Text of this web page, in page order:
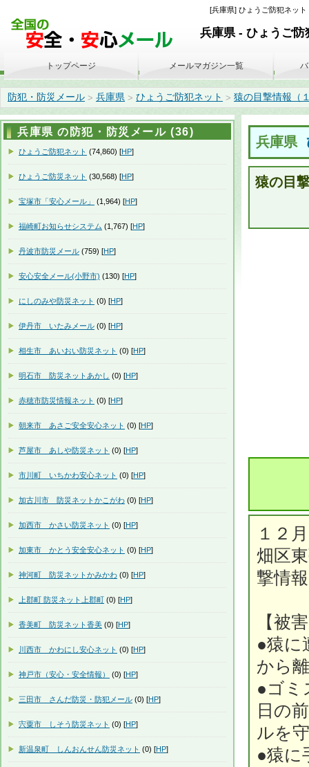
[兵庫県] ひょうご防犯ネッ
兵庫県 - ひょうご防
防犯・防災メール > 兵庫県 > ひょうご防犯ネット > 猿の目撃情報（
兵庫県
猿の目
１２
畑区
撃情
【被
●猿に
から
●ゴミ
日の
ルを
●猿に
トップページ メールマガジン一覧
兵庫県 の防犯・防災メール (36)
ひょうご防犯ネット (74,860) [HP]
ひょうご防災ネット (30,568) [HP]
宝塚市「安心メール」 (1,964) [HP]
福崎町お知らせシステム (1,767) [HP]
丹波市防災メール (759) [HP]
安心安全メール(小野市) (130) [HP]
にしのみや防災ネット (0) [HP]
伊丹市 いたみメール (0) [HP]
相生市 あいおい防災ネット (0) [HP]
明石市 防災ネットあかし (0) [HP]
赤穂市防災情報ネット (0) [HP]
朝来市 あさご安全安心ネット (0) [HP]
芦屋市 あしや防災ネット (0) [HP]
市川町 いちかわ安心ネット (0) [HP]
加古川市 防災ネットかこがわ (0) [HP]
加西市 かさい防災ネット (0) [HP]
加東市 かとう安全安心ネット (0) [HP]
神河町 防災ネットかみかわ (0) [HP]
上郡町 防災ネット上郡町 (0) [HP]
香美町 防災ネット香美 (0) [HP]
川西市 かわにし安心ネット (0) [HP]
神戸市（安心・安全情報） (0) [HP]
三田市 さんだ防災・防犯メール (0) [HP]
宍粟市 しそう防災ネット (0) [HP]
新温泉町 しんおんせん防災ネット (0) [HP]